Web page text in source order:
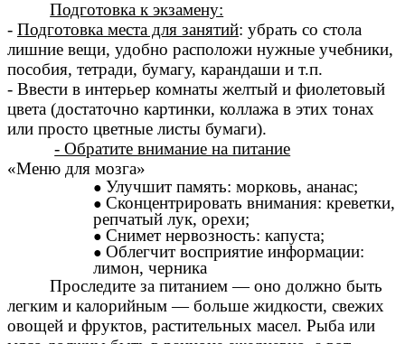
Подготовка к экзамену:
- Подготовка места для занятий: убрать со стола
лишние вещи, удобно расположи нужные учебники,
пособия, тетради, бумагу, карандаши и т.п.
- Ввести в интерьер комнаты желтый и фиолетовый
цвета (достаточно картинки, коллажа в этих тонах
или просто цветные листы бумаги).
- Обратите внимание на питание
«Меню для мозга»
Улучшит память: морковь, ананас;
Сконцентрировать внимания: креветки,
репчатый лук, орехи;
Снимет нервозность: капуста;
Облегчит восприятие информации:
лимон, черника
Проследите за питанием — оно должно быть
легким и калорийным — больше жидкости, свежих
овощей и фруктов, растительных масел. Рыба или